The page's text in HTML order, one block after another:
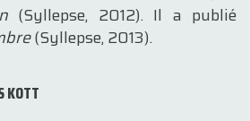
(Syllepse, 2012). Il a publié
(Syllepse, 2013).
KOTT